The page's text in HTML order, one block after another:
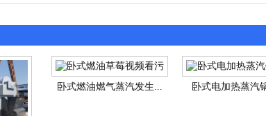
卧式燃油燃气蒸汽发生... 卧式电加热蒸汽